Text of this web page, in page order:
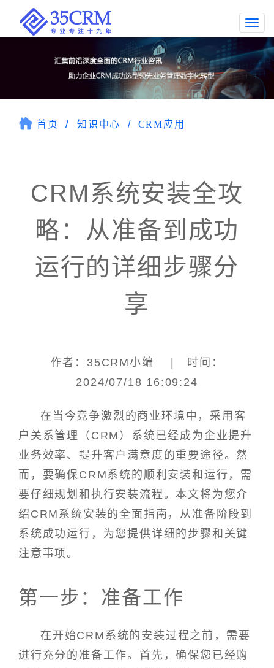
首页 知识中心 CRM应用
CRM系统安装全攻
略：从准备到成功
运行的详细步骤分
享
作者：35CRM小编 | 时间：
2024/07/18 16:09:24
在当今竞争激烈的商业环境中，采用客
户关系管理（CRM）系统已经成为企业提升
业务效率、提升客户满意度的重要途径。然
而，要确保CRM系统的顺利安装和运行，需
要仔细规划和执行安装流程。本文将为您介
绍CRM系统安装的全面指南，从准备阶段到
系统成功运行，为您提供详细的步骤和关键
注意事项。
第一步：准备工作
在开始CRM系统的安装过程之前，需要
进行充分的准备工作。首先，确保您已经购